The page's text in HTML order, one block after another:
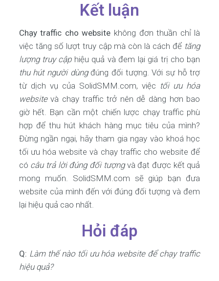
Kết luận
Chạy traffic cho website không đơn thuần chỉ là
việc tăng số lượt truy cập mà còn là cách để tăng
lượng truy cậphiệu quả và đem lại giá trị cho bạn
thu hút người dùngđúng đối tượng. Với sự hỗ trợ
từ dịch vụ của SolidSMM.com, việc tối ưu hóa
websitevà chạy traffic trở nên dễ dàng hơn bao
giờ hết. Bạn cần một chiến lược chạy traffic phù
hợp để thu hút khách hàng mục tiêu của mình?
Đừng ngần ngại, hãy tham gia ngay vào khoá học
tối ưu hóa website và chạy traffic cho website để
có câu trả lời đúng đối tượngvà đạt được kết quả
mong muốn. SolidSMM.com sẽ giúp bạn đưa
website của mình đến với đúng đối tượng và đem
lại hiệu quả cao nhất.
Hỏi đáp
Q: Làm thế nào tối ưu hóa website để chạy traffic
hiệu quả?